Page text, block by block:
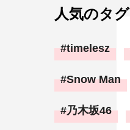
人気のタグ
timelesz
Snow Man
乃木坂46